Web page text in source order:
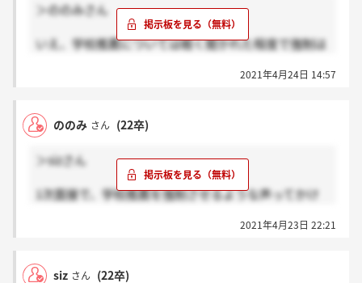
辞退しようか悩んでいます。。
＞ののみさん
いえ、学校推薦については軽く聞かれた程度で強制は
ののみさんは今どういう状態ですか？2021年4月24日 14:57
ののみ さん (22卒)
＞sizさん
1次面接で、学校推薦を強制させるような声ってかけ
2021年4月23日 22:21
siz さん (22卒)